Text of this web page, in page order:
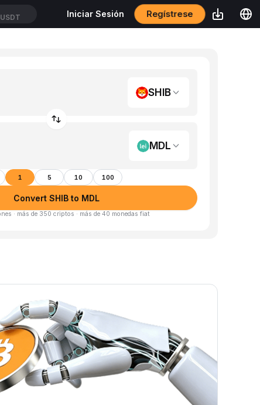
Iniciar Sesión Regístrese
SHIB
MDL
1 5 10 100
Convert SHIB to MDL
· más de 350 criptos · más de 40 monedas fiat